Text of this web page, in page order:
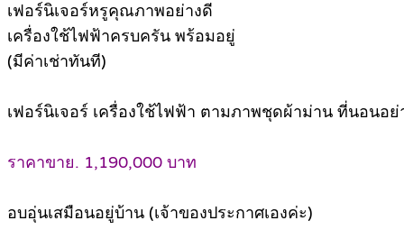
เฟอร์นิเจอร์หรูคุณภาพอย่างดี
เครื่องใช้ไฟฟ้าครบครัน พร้อมอยู่
(มีค่าเช่าทันที)
เฟอร์นิเจอร์ เครื่องใช้ไฟฟ้า ตามภาพชุดผ้าม่าน ที่นอนอย่
ราคาขาย. 1,190,000 บาท
อบอุ่นเสมือนอยู่บ้าน (เจ้าของประกาศเองค่ะ)